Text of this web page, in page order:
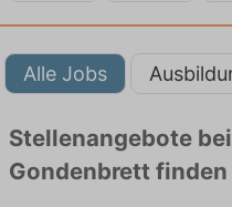
Alle Jobs
Stellenangebote
Gondenbrett finden